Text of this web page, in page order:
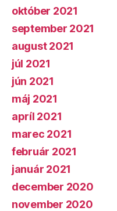
október 2021
september 2021
august 2021
júl 2021
jún 2021
máj 2021
apríl 2021
marec 2021
február 2021
január 2021
december 2020
november 2020